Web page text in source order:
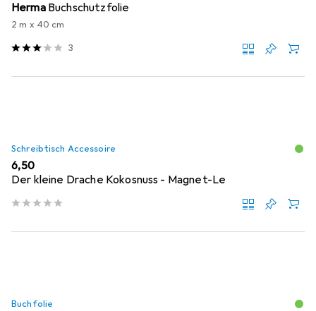
Herma Buchschutzfolie
2 m x 40 cm
3
Schreibtisch Accessoire
EUR
6,50
Der kleine Drache Kokosnuss - Magnet-Le
Buchfolie